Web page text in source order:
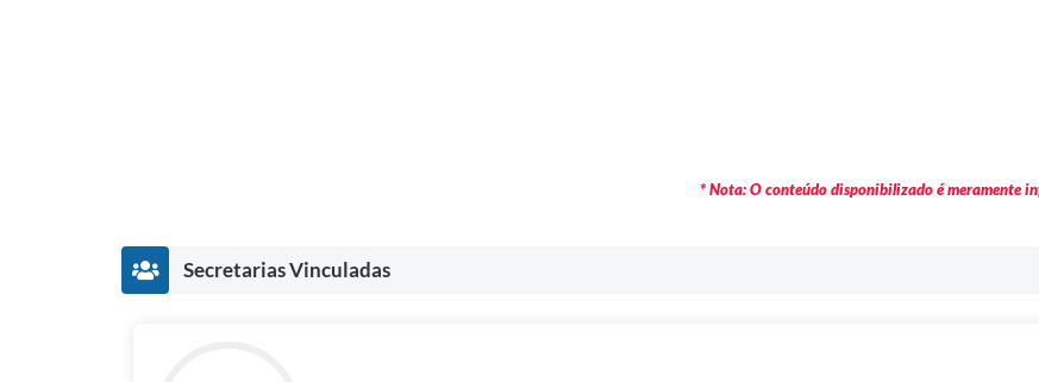
* Nota: O conteúdo disponibilizado é
Secretarias Vinculadas